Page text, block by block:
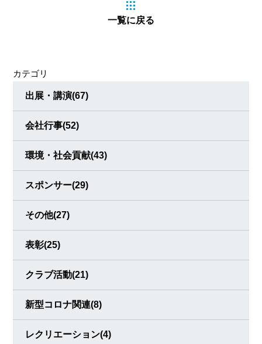
みである恒例行事、みかん狩り！ 天候にも恵まれ、農園に
一覧に戻る
カテゴリ
出展・講演(67)
会社行事(52)
環境・社会貢献(43)
スポンサー(29)
その他(27)
表彰(25)
クラブ活動(21)
新型コロナ関連(8)
レクリエーション(4)